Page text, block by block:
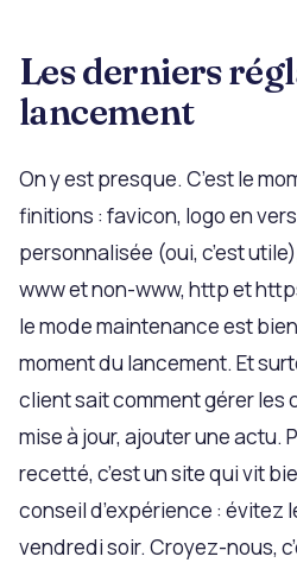
Les derniers
lancement
On y est presque. C’est le
finitions : favicon, logo en
personnalisée (oui, c’est
www et non-www, http et
le mode maintenance est
moment du lancement. Et
client sait comment gérer les
mise à jour, ajouter une actu.
recetté, c’est un site qui vit
conseil d’expérience : évitez
vendredi soir. Croyez-nous,